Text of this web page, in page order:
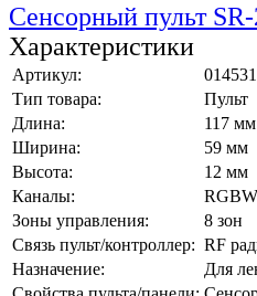
Сенсорный пульт
Характеристики
Артикул:
014531
Тип товара:
Пульт
Длина:
117 мм
Ширина:
59 мм
Высота:
12 мм
Каналы:
Зоны управления:
8 зон
Связь пульт/контроллер: RF
Назначение:
Для